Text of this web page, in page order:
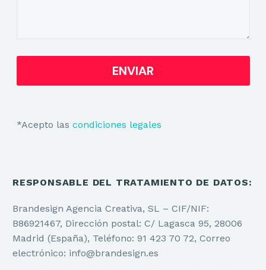
*Acepto las condiciones legales
RESPONSABLE DEL TRATAMIENTO DE DATOS:
Brandesign Agencia Creativa, SL – CIF/NIF:
B86921467, Dirección postal: C/ Lagasca 95, 28006
Madrid (España), Teléfono: 91 423 70 72, Correo
electrónico: info@brandesign.es